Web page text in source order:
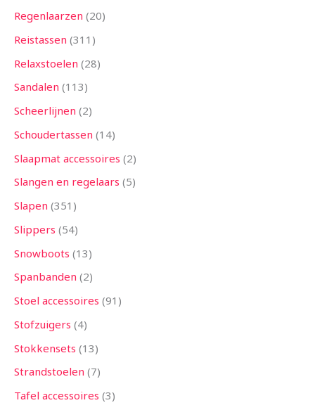
Regenlaarzen 20
Reistassen 311
Relaxstoelen 28
Sandalen 113
Scheerlijnen 2
Schoudertassen 14
Slaapmat accessoires 2
Slangen en regelaars 5
Slapen 351
Slippers 54
Snowboots 13
Spanbanden 2
Stoel accessoires 91
Stofzuigers 4
Stokkensets 13
Strandstoelen 7
Tafel accessoires 3